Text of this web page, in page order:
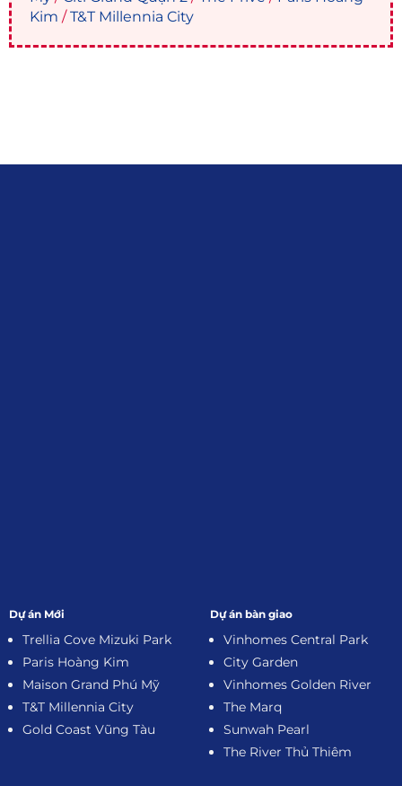
Kim /T&T Millennia City
Dự án Mới
Trellia Cove Mizuki Park
Paris Hoàng Kim
Maison Grand Phú Mỹ
T&T Millennia City
Gold Coast Vũng Tàu
Dự án bàn giao
Vinhomes Central Park
City Garden
Vinhomes Golden River
The Marq
Sunwah Pearl
The River Thủ Thiêm